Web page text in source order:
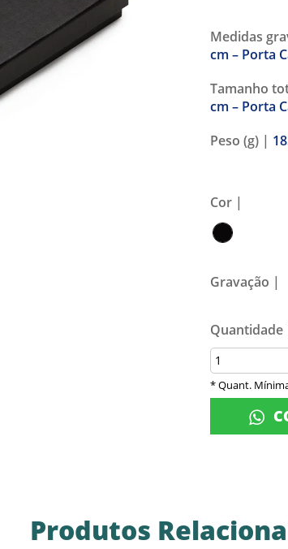
Medidas
cm – Porta
Tamanho
cm – Porta
Peso (g) |
Cor |
Gravação |
Quantidade
* Quant.
Produtos